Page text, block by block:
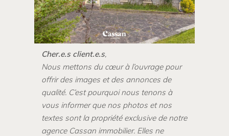
Cher.e.s client.e.s,
Nous mettons du cœur à l’ouvrage pour
offrir des images et des annonces de
qualité. C’est pourquoi nous tenons à
vous informer que nos photos et nos
textes sont la propriété exclusive de notre
agence Cassan immobilier. Elles ne